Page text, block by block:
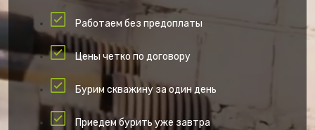
Работаем без предоплаты
Цены четко по договору
Бурим скважину за один день
Приедем бурить уже завтра